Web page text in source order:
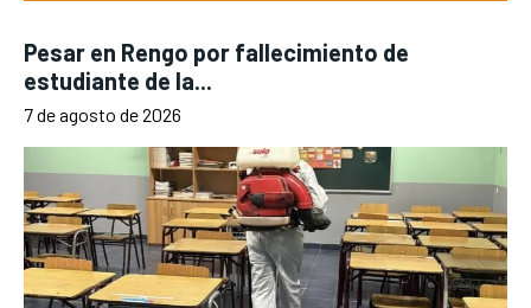
Pesar en Rengo por fallecimiento de
estudiante de la...
7 de agosto de 2026